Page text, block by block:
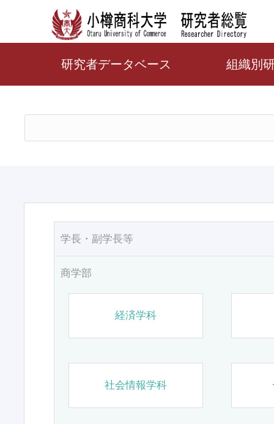
研究者データベース 組織別
学長・副学長等
商学部
経済学科
社会情報学科